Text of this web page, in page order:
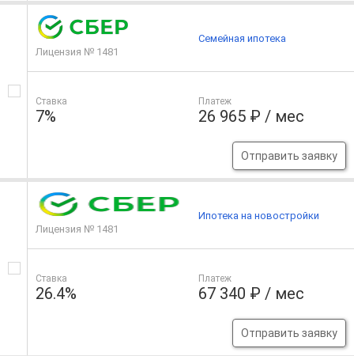
Лицензия № 1481
Ставка
7%
Платеж
26 965 ₽ / мес
Отправить заявку
Семейная ипотека
Лицензия № 1481
Ставка
26.4%
Платеж
67 340 ₽ / мес
Отправить заявку
Ипотека на новостройки